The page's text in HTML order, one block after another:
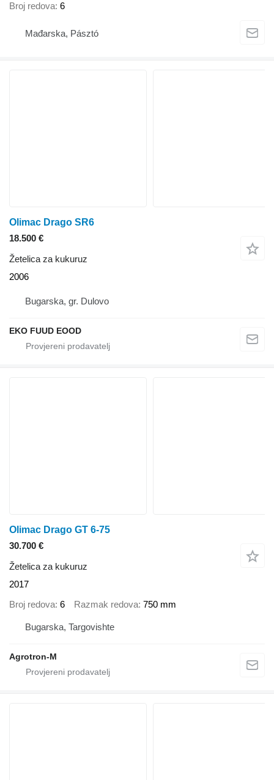
Broj redova 6
Mađarska, Pásztó
Olimac Drago SR6
18.500 €
Žetelica za kukuruz
2006
Bugarska, gr. Dulovo
EKO FUUD EOOD
Olimac Drago GT 6-75
30.700 €
Žetelica za kukuruz
2017
Broj redova 6 Razmak redova 750 mm
Bugarska, Targovishte
Agrotron-M